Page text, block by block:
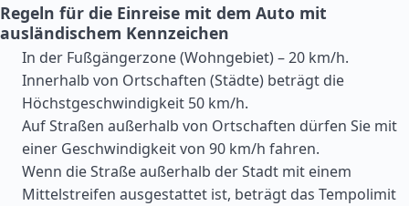
Regeln für die Einreise mit dem Auto mit
ausländischem Kennzeichen
In der Fußgängerzone (Wohngebiet) – 20 km/h.
Innerhalb von Ortschaften (Städte) beträgt die
Höchstgeschwindigkeit 50 km/h.
Auf Straßen außerhalb von Ortschaften dürfen Sie mit
einer Geschwindigkeit von 90 km/h fahren.
Wenn die Straße außerhalb der Stadt mit einem
Mittelstreifen ausgestattet ist, beträgt das Tempolimit